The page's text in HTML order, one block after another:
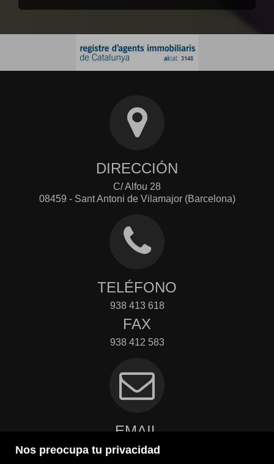
Nos preocupa tu privacidad
DIRECCIÓN
C/ Alfou 28
08459 - Sant Antoni de Vilamajor (Barcelona)
TELÉFONO
938 413 618
FAX
938 412 583
EMAIL
fou@foufinques.com